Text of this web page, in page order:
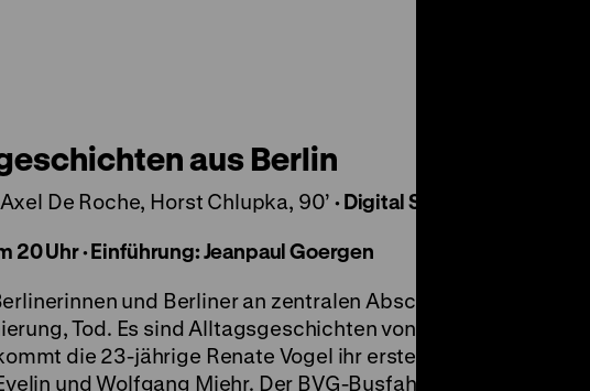
aus Berlin
De Roche, Horst Chlupka, 90’·Digital SD
20 Uhr·Einführung: Jeanpaul Goergen
und Berliner an zentralen Abschnitten ihres
Tod. Es sind Alltagsgeschichten von Normalbürgern.
die 23-jährige Renate Vogel ihr erstes Kind. Im
und Wolfgang Miehr. Der BVG-Busfahrer Alex Lorenz